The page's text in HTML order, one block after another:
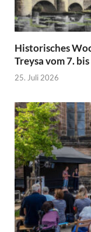
Historisches
Treysa vom 7.
25. Juli 2026